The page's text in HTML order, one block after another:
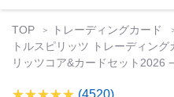
TOP トレーディングカード
トルスピリッツ トレーディン
リッツコア&カードセット2026
(4520)